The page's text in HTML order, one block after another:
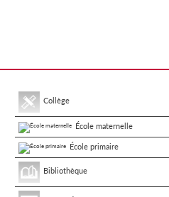
Collège
École maternelle
École primaire
Bibliothèque